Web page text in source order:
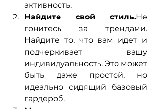
активность.
Найдите свой стиль.Не
гонитесь за трендами.
Найдите то, что вам идет и
подчеркивает вашу
индивидуальность. Это может
быть даже простой, но
идеально сидящий базовый
гардероб.